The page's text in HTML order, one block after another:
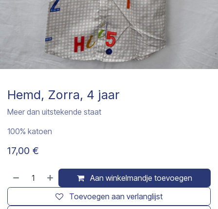
Hemd, Zorra, 4 jaar
Meer dan uitstekende staat
100% katoen
17,00 €
Aan winkelmandje toevoegen
Toevoegen aan verlanglijst